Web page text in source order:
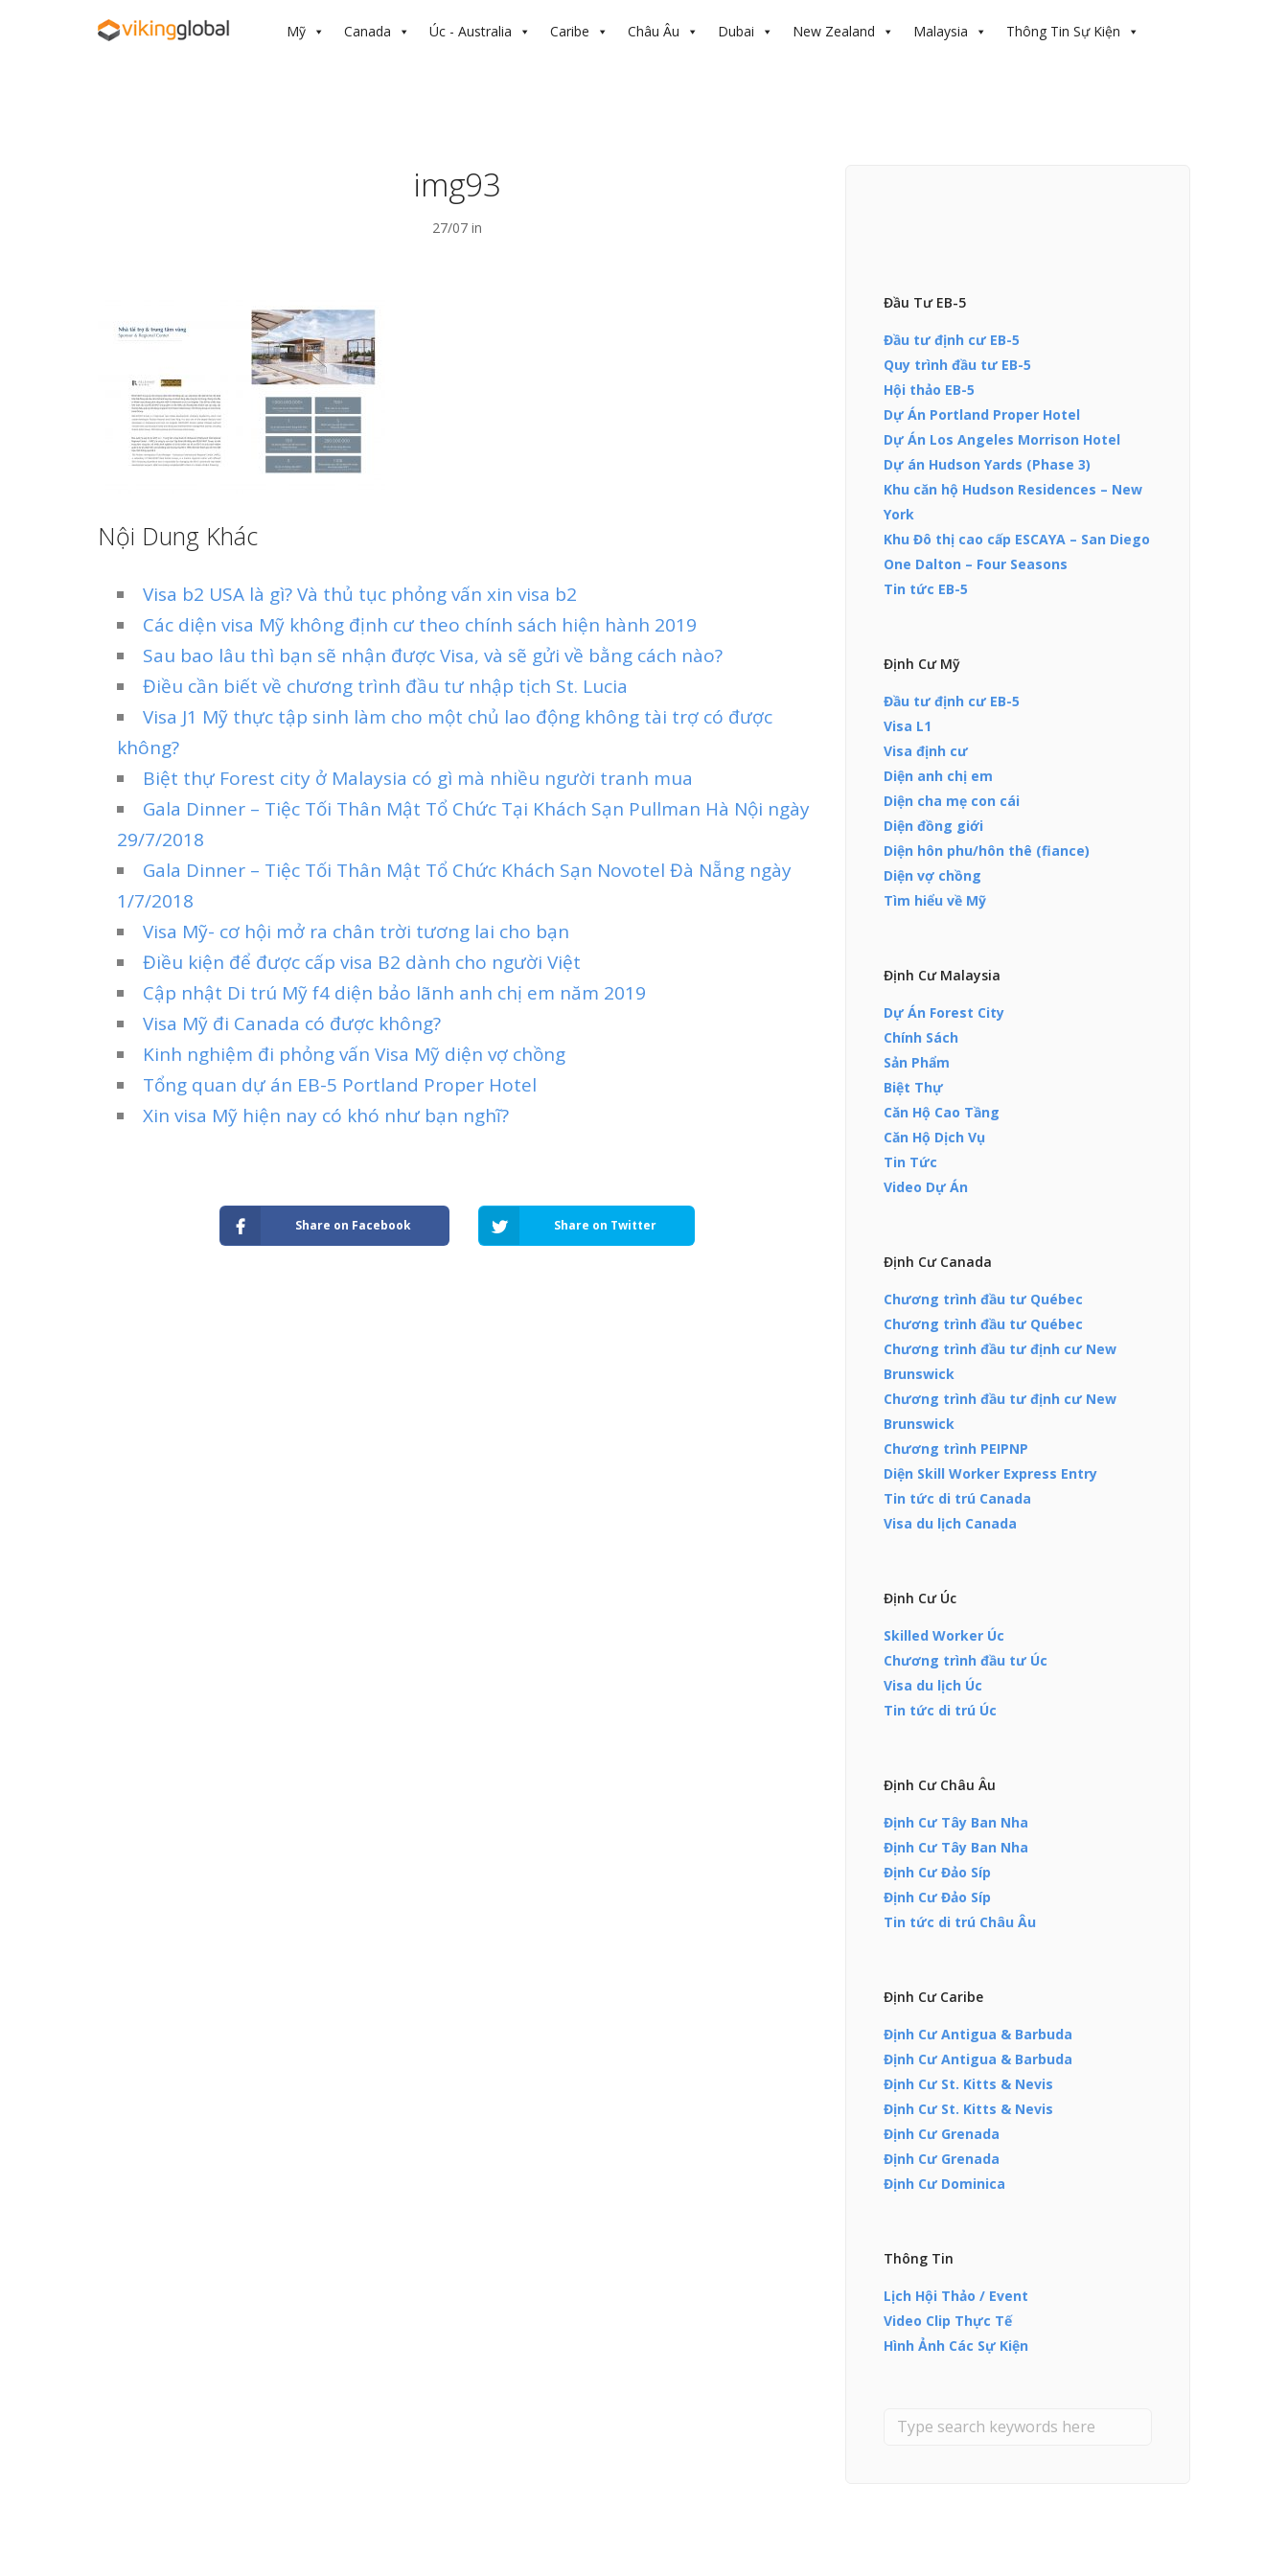
Mỹ Canada Úc - Australia Caribe Châu Âu Dubai New Zealand Malaysia Thông Tin Sự Kiện
img93
27/07 in
Nội Dung Khác
Visa b2 USA là gì? Và thủ tục phỏng vấn xin visa b2
Các diện visa Mỹ không định cư theo chính sách hiện hành 2019
Sau bao lâu thì bạn sẽ nhận được Visa, và sẽ gửi về bằng cách nào?
Điều cần biết về chương trình đầu tư nhập tịch St. Lucia
Visa J1 Mỹ thực tập sinh làm cho một chủ lao động không tài trợ có được
không?
Biệt thự Forest city ở Malaysia có gì mà nhiều người tranh mua
Gala Dinner – Tiệc Tối Thân Mật Tổ Chức Tại Khách Sạn Pullman Hà Nội ngày
29/7/2018
Gala Dinner – Tiệc Tối Thân Mật Tổ Chức Khách Sạn Novotel Đà Nẵng ngày
1/7/2018
Visa Mỹ- cơ hội mở ra chân trời tương lai cho bạn
Điều kiện để được cấp visa B2 dành cho người Việt
Cập nhật Di trú Mỹ f4 diện bảo lãnh anh chị em năm 2019
Visa Mỹ đi Canada có được không?
Kinh nghiệm đi phỏng vấn Visa Mỹ diện vợ chồng
Tổng quan dự án EB-5 Portland Proper Hotel
Xin visa Mỹ hiện nay có khó như bạn nghĩ?
Share on Facebook Share on Twitter
Đầu Tư EB-5
Đầu tư định cư EB-5
Quy trình đầu tư EB-5
Hội thảo EB-5
Dự Án Portland Proper Hotel
Dự Án Los Angeles Morrison Hotel
Dự án Hudson Yards (Phase 3)
Khu căn hộ Hudson Residences – New
York
Khu Đô thị cao cấp ESCAYA – San Diego
One Dalton – Four Seasons
Tin tức EB-5
Định Cư Mỹ
Đầu tư định cư EB-5
Visa L1
Visa định cư
Diện anh chị em
Diện cha mẹ con cái
Diện đồng giới
Diện hôn phu/hôn thê (fiance)
Diện vợ chồng
Tìm hiểu về Mỹ
Định Cư Malaysia
Dự Án Forest City
Chính Sách
Sản Phẩm
Biệt Thự
Căn Hộ Cao Tầng
Căn Hộ Dịch Vụ
Tin Tức
Video Dự Án
Định Cư Canada
Chương trình đầu tư Québec
Chương trình đầu tư Québec
Chương trình đầu tư định cư New
Brunswick
Chương trình đầu tư định cư New
Brunswick
Chương trình PEIPNP
Diện Skill Worker Express Entry
Tin tức di trú Canada
Visa du lịch Canada
Định Cư Úc
Skilled Worker Úc
Chương trình đầu tư Úc
Visa du lịch Úc
Tin tức di trú Úc
Định Cư Châu Âu
Định Cư Tây Ban Nha
Định Cư Tây Ban Nha
Định Cư Đảo Síp
Định Cư Đảo Síp
Tin tức di trú Châu Âu
Định Cư Caribe
Định Cư Antigua & Barbuda
Định Cư Antigua & Barbuda
Định Cư St. Kitts & Nevis
Định Cư St. Kitts & Nevis
Định Cư Grenada
Định Cư Grenada
Định Cư Dominica
Thông Tin
Lịch Hội Thảo / Event
Video Clip Thực Tế
Hình Ảnh Các Sự Kiện